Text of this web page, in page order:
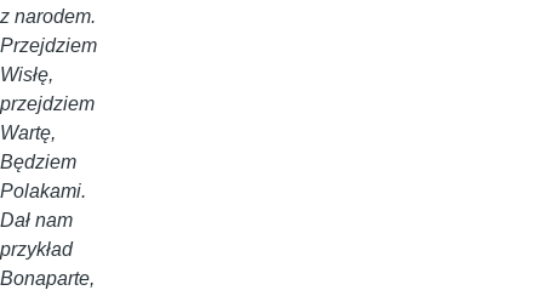
z narodem.
Przejdziem
Wisłę,
przejdziem
Wartę,
Będziem
Polakami.
Dał nam
przykład
Bonaparte,